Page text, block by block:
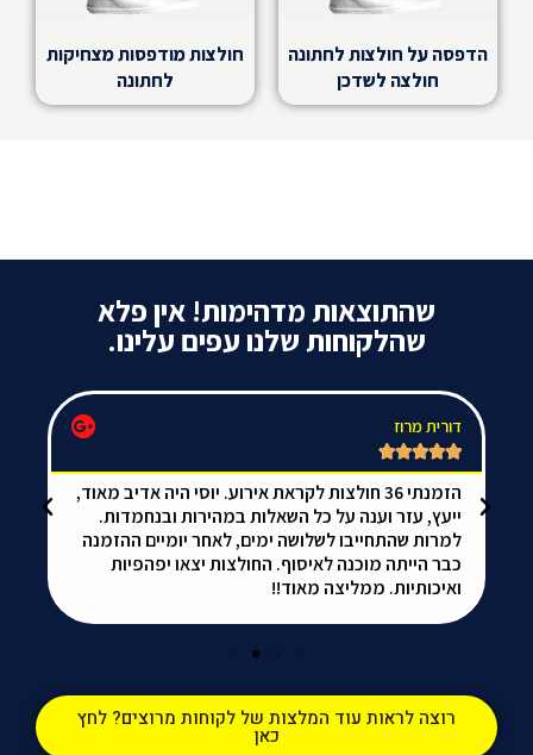
הדפסה על חולצות לחתונה
חולצה לשדכן
חולצות מודפסות מצחיקות
לחתונה
שהתוצאות מדהימות! אין פלא
שהלקוחות שלנו עפים עלינו.
חולצות לקראת אירוע. יוסי היה אדיב מאוד,
כל השאלות במהירות ובנחמדות.
ימים, לאחר יומיים ההזמנה
החולצות יצאו יפהפיות
מאוד!!
אלופי האלופים. איזה שירות
הכי טובים בעיר וחולצות
ממליץ בחום
רוצה לראות עוד המלצות של לקוחות מרוצים? לחץ
כאן